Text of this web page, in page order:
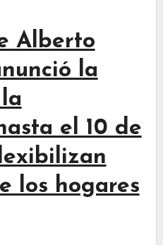
Alberto
la
el 10 de
los hogares